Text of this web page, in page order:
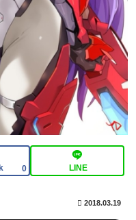
のイラスト紹介
0 LINE
2018.03.19